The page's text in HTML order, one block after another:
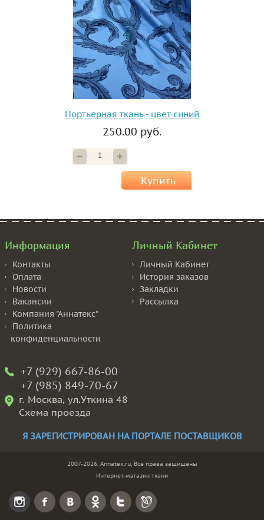
Портьерная ткань - цвет синий
250.00 руб.
Купить
Информация
Контакты
Оплата
Новости
Вакансии
Компания "Аннатекс"
Политика
конфиденциальности
Личный Кабинет
Личный Кабинет
История заказов
Закладки
Рассылка
+7 (929) 667-86-00
+7 (985) 849-70-67
г. Москва, ул.Уткина 48
Схема проезда
Я ЗАРЕГИСТРИРОВАН НА ПОРТАЛЕ ПОСТАВЩИКОВ
2007-2026, Annatex.ru, Все права защищены
Интернет-магазин ткани